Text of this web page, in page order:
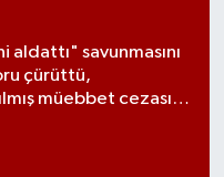
aldattı" savunmasını
çürüttü,
müebbet cezası